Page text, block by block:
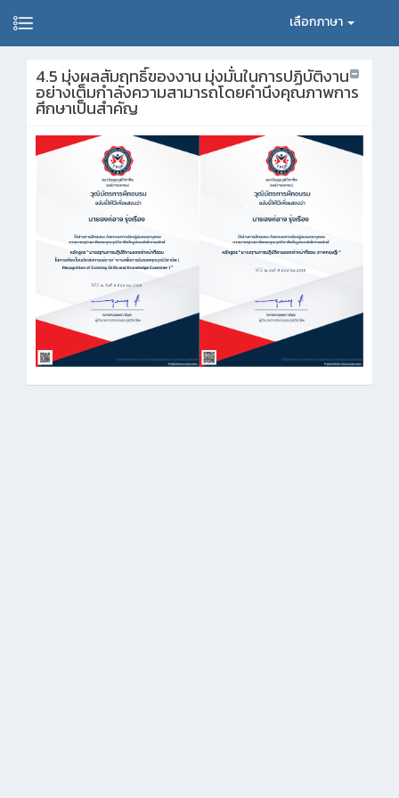
เลือกภาษา
4.5 มุ่งผลสัมฤทธิ์ของงาน มุ่งมั่นในการปฏิบัติงาน
อย่างเต็มกำลังความสามารถโดยคำนึงคุณภาพการ
ศึกษาเป็นสำคัญ